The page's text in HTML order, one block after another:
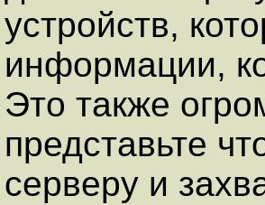
устройств,
информации,
Это также
представьте
серверу и